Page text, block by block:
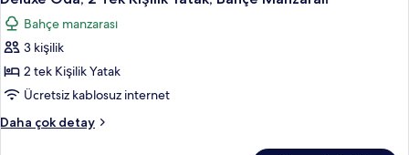
Manzaralı
hakkında
daha
detay
Oda,
2
Tek
Kişilik
Yatak,
Bahçe
Manzaralı
Bahçe manzarası
3 kişilik
2 tek Kişilik Yatak
Ücretsiz kablosuz internet
Daha çok detay
Deluxe